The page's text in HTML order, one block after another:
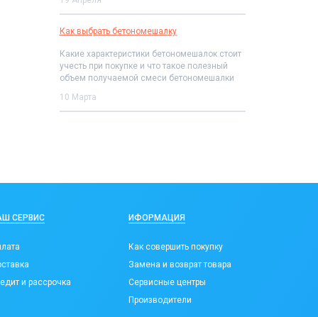
Как выбрать бетономешалку
Какие характеристики бетономешалок стоит
учесть при покупке и что такое полезный
объем получаемой смеси бетономешалки
10 Марта
СЕРВИС
и рассрочка
ИФОРМАЦИЯ
Как совершить покупку
Замена и возврат товара
Сервисные центры
Производители